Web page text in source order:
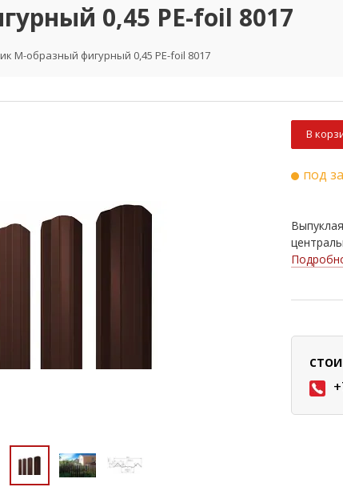
0,45 PE-foil 8017
М-образный фигурный 0,45 PE-foil 8017
В
под